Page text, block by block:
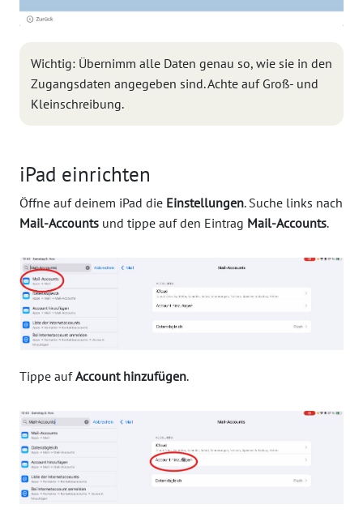
Wichtig: Übernimm alle Daten genau so, wie sie in den
Zugangsdaten angegeben sind. Achte auf Groß- und
Kleinschreibung.
iPad einrichten
Öffne auf deinem iPad die Einstellungen. Suche links nach
Mail-Accounts und tippe auf den Eintrag Mail-Accounts.
Tippe aufAccount hinzufügen.